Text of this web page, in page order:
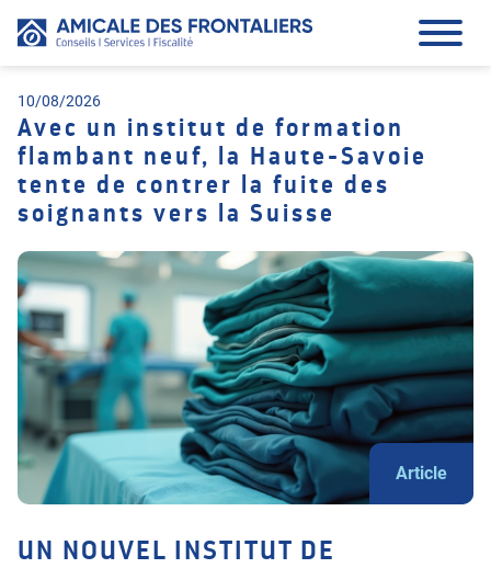
10/08/2026
Avec un institut de formation
flambant neuf, la Haute-Savoie
tente de contrer la fuite des
soignants vers la Suisse
Article
UN NOUVEL INSTITUT DE